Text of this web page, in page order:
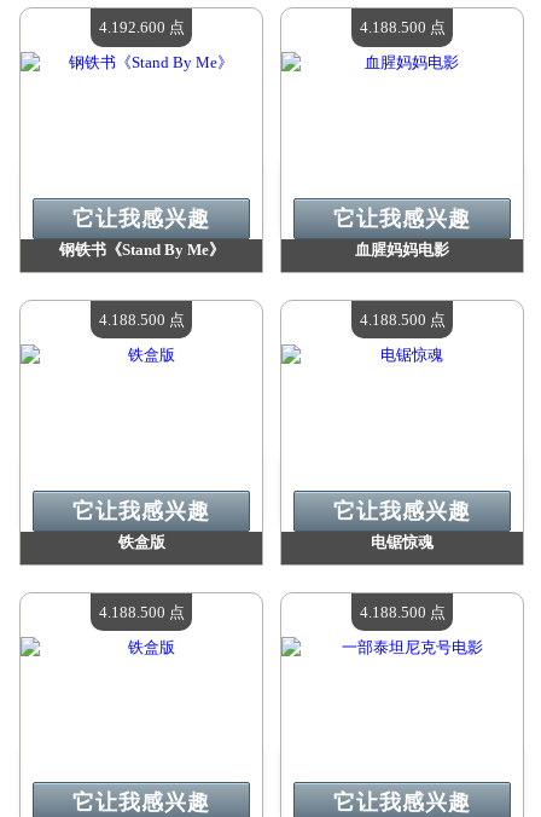
现有数量：4
现有数量：4
钢铁书《Stand By Me》
现有数量：4
它让我感兴趣
4.192.600 点
血腥妈妈电影
现有数量：4
它让我感兴趣
4.188.500 点
铁盒版
现有数量：4
它让我感兴趣
4.188.500 点
电锯惊魂
现有数量：4
它让我感兴趣
4.188.500 点
它让我感兴趣
4.188.500 点
它让我感兴趣
4.188.500 点